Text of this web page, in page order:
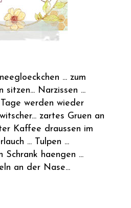
... zum
Narzissen ...
werden wieder
zartes Gruen an
Kaffee draussen im
... Tulpen ...
haengen ...
an der Nase...